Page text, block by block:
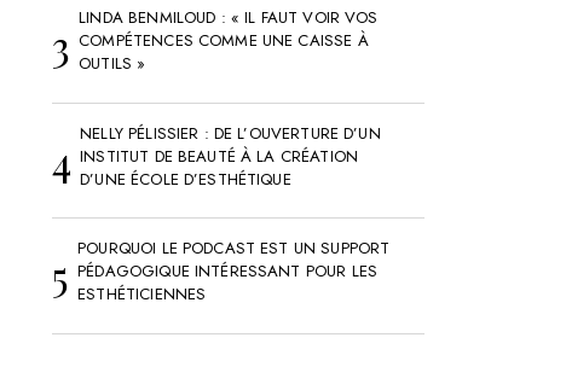
LINDA BENMILOUD : « IL FAUT VOIR VOS
COMPÉTENCES COMME UNE CAISSE À
OUTILS »
NELLY PÉLISSIER : DE L’OUVERTURE D’UN
INSTITUT DE BEAUTÉ À LA CRÉATION
D’UNE ÉCOLE D’ESTHÉTIQUE
POURQUOI LE PODCAST EST UN SUPPORT
PÉDAGOGIQUE INTÉRESSANT POUR LES
ESTHÉTICIENNES